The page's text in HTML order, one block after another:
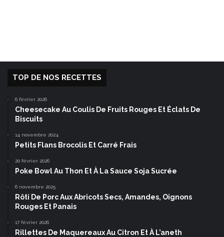
TOP DE NOS RECETTES
6 février 2026
Cheesecake Au Coulis De Fruits Rouges Et Éclats De
Biscuits
14 novembre 2024
Petits Flans Brocolis Et Carré Frais
20 février 2026
Poke Bowl Au Thon Et À La Sauce Soja Sucrée
6 novembre 2025
Rôti De Porc Aux Abricots Secs, Amandes, Oignons
Rouges Et Panais
17 février 2026
Rillettes De Maquereaux Au Citron Et À L’aneth